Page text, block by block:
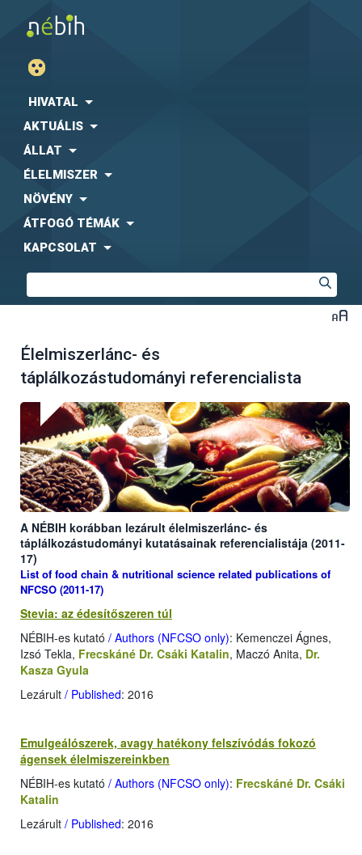
HIVATAL
AKTUÁLIS
ÁLLAT
ÉLELMISZER
NÖVÉNY
ÁTFOGÓ TÉMÁK
KAPCSOLAT
Élelmiszerlánc- és
táplálkozástudományi referencialista
A NÉBIH korábban lezárult élelmiszerlánc- és
táplálkozástudományi kutatásainak referencialistája (2011-
17)
List of food chain & nutritional science related publications of
NFCSO (2011-17)
Stevia: az édesítőszeren túl
NÉBIH-es kutató / Authors (NFCSO only): Kemenczei Ágnes,
Izsó Tekla, Frecskáné Dr. Csáki Katalin, Maczó Anita, Dr.
Kasza Gyula
Lezárult / Published: 2016
Emulgeálószerek, avagy hatékony felszívódás fokozó
ágensek élelmiszereinkben
NÉBIH-es kutató / Authors (NFCSO only): Frecskáné Dr. Csáki
Katalin
Lezárult / Published: 2016